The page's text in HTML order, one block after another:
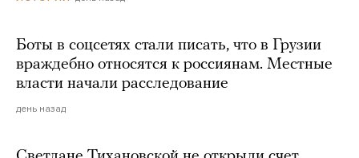
Боты в соцсетях стали писать, что в Грузии
враждебно относятся к россиянам. Местные
власти начали расследование
день назад